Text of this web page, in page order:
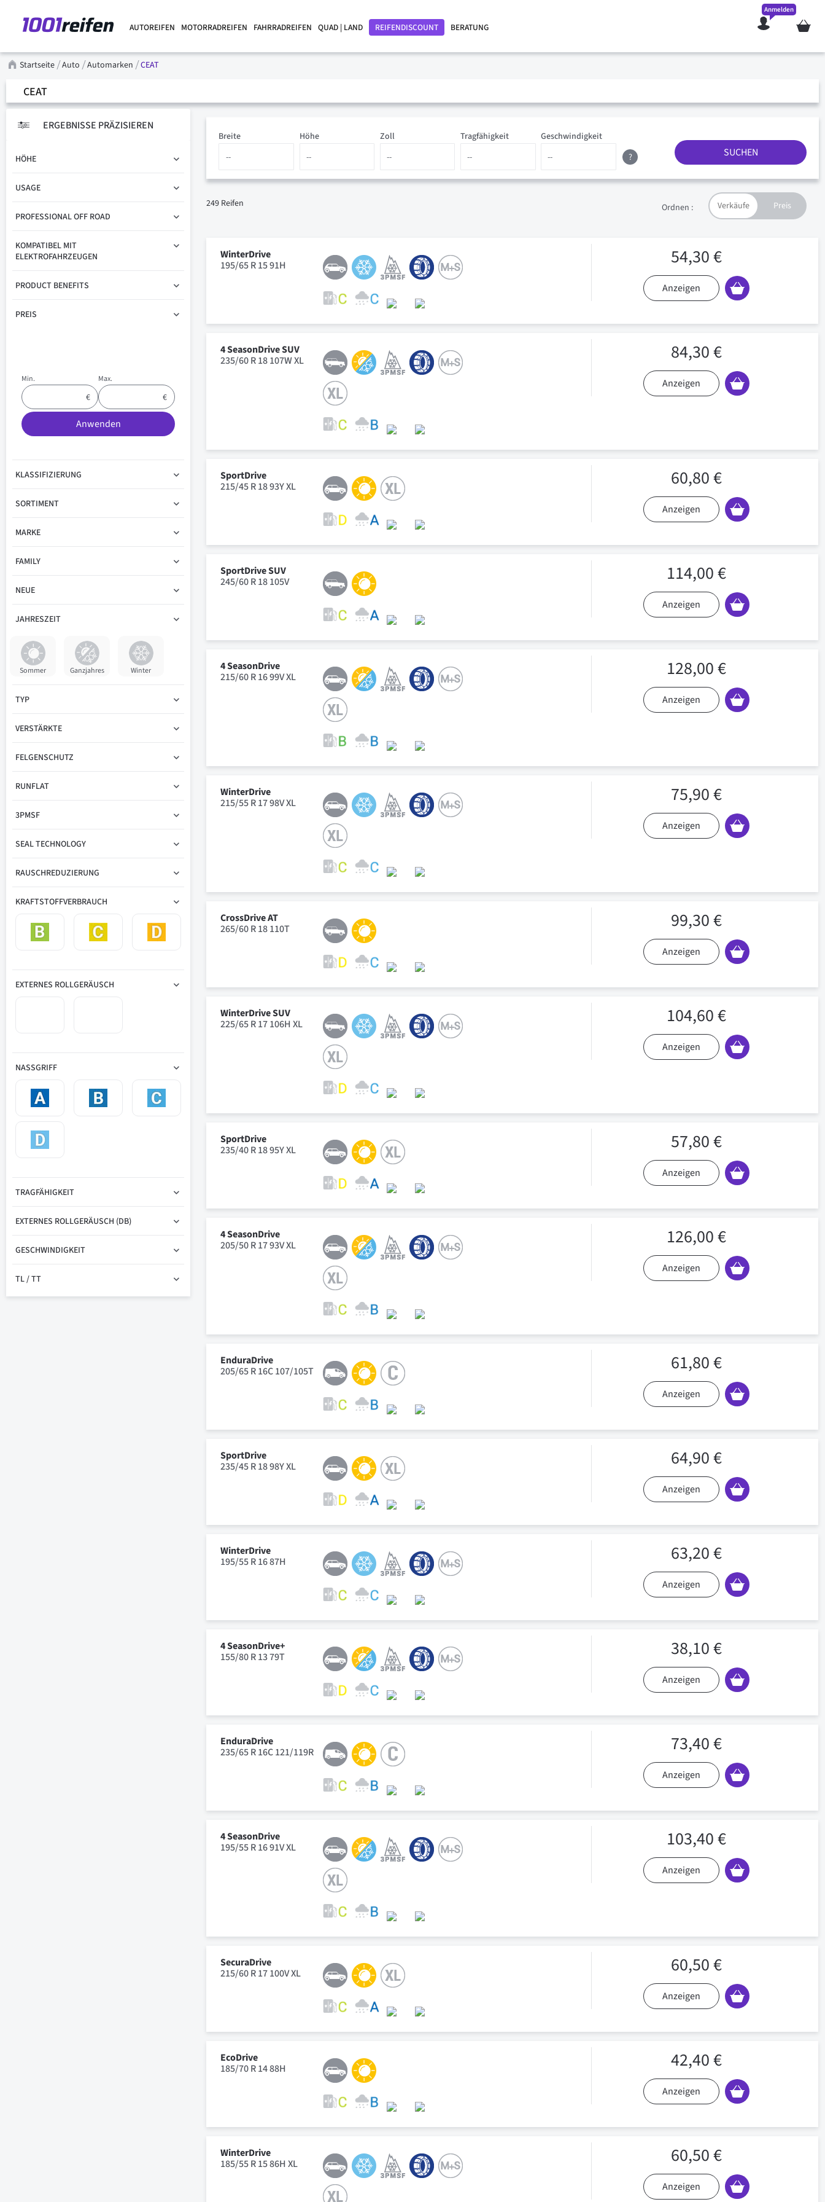
AUTOREIFEN MOTORRADREIFEN FAHRRADREIFEN QUAD | LAND REIFENDISCOUNT BERATUNG Mein
Anmelden
Startseite Auto Automarken CEAT
CEAT
Zoll
Höhe Tragfähigkeit Geschwindigkeit
Breite
?
SUCHEN
249 Reifen Ordnen :
WinterDrive
195/65 R 15 91H
54,30 €
Anzeigen
4 SeasonDrive SUV
235/60 R 18 107W XL
84,30 €
Anzeigen
SportDrive
215/45 R 18 93Y XL
60,80 €
Anzeigen
SportDrive SUV
245/60 R 18 105V
114,00 €
Anzeigen
4 SeasonDrive
215/60 R 16 99V XL
128,00 €
Anzeigen
WinterDrive
215/55 R 17 98V XL
75,90 €
Anzeigen
CrossDrive AT
265/60 R 18 110T
99,30 €
Anzeigen
WinterDrive SUV
225/65 R 17 106H XL
104,60 €
Anzeigen
SportDrive
235/40 R 18 95Y XL
57,80 €
Anzeigen
4 SeasonDrive
205/50 R 17 93V XL
126,00 €
Anzeigen
EnduraDrive
205/65 R 16C 107/105T
61,80 €
Anzeigen
SportDrive
235/45 R 18 98Y XL
64,90 €
Anzeigen
WinterDrive
195/55 R 16 87H
63,20 €
Anzeigen
4 SeasonDrive+
155/80 R 13 79T
38,10 €
Anzeigen
EnduraDrive
235/65 R 16C 121/119R
73,40 €
Anzeigen
4 SeasonDrive
195/55 R 16 91V XL
103,40 €
Anzeigen
SecuraDrive
215/60 R 17 100V XL
60,50 €
Anzeigen
EcoDrive
185/70 R 14 88H
42,40 €
Anzeigen
WinterDrive
185/55 R 15 86H XL
60,50 €
Anzeigen
ERGEBNISSE PRÄZISIEREN
HÖHE
USAGE
PROFESSIONAL OFF ROAD
KOMPATIBEL MIT
ELEKTROFAHRZEUGEN
PRODUCT BENEFITS
PREIS
Min. Max.
Anwenden
KLASSIFIZIERUNG
SORTIMENT
MARKE
FAMILY
NEUE
JAHRESZEIT
Sommer Ganzjahres Winter
TYP
VERSTÄRKTE
FELGENSCHUTZ
RUNFLAT
3PMSF
SEAL TECHNOLOGY
RAUSCHREDUZIERUNG
KRAFTSTOFFVERBRAUCH
EXTERNES ROLLGERÄUSCH
NASSGRIFF
TRAGFÄHIGKEIT
EXTERNES ROLLGERÄUSCH (DB)
GESCHWINDIGKEIT
TL / TT